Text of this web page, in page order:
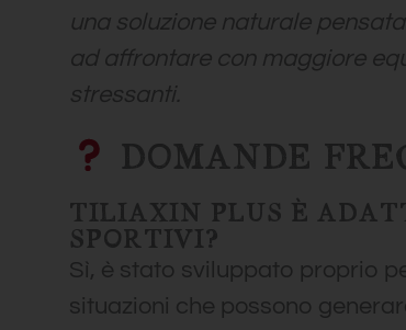
una soluzione naturale
ad affrontare con maggiore
stressanti.
DOMANDE
TILIAXIN PLUS È
SPORTIVI?
Sì, è stato sviluppato proprio
situazioni che possono